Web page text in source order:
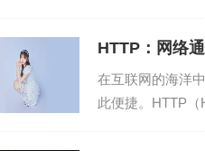
填写Webhook URL（即接收
HTTP：网络
在互联网的海洋
此便捷。HTTP（